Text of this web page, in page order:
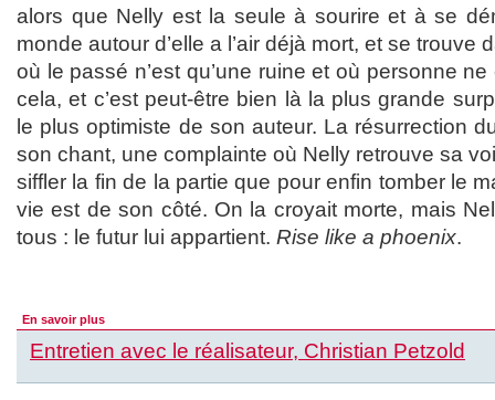
alors que Nelly est la seule à sourire et à se
monde autour d’elle a l’air déjà mort, et se trouve
où le passé n’est qu’une ruine et où personne
cela, et c’est peut-être bien là la plus grande
le plus optimiste de son auteur. La résurrection
son chant, une complainte où Nelly retrouve sa
siffler la fin de la partie que pour enfin tomber le
vie est de son côté. On la croyait morte, mais
tous : le futur lui appartient. Rise like a phoenix.
En savoir plus
Entretien avec le réalisateur, Christian Petzold